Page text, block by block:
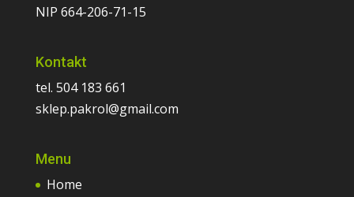
NIP 664-206-71-15
Kontakt
tel. 504 183 661
sklep.pakrol@gmail.com
Menu
Home